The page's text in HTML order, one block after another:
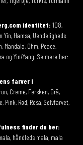
identitet: 108,
Yin, Hamsa, Uendeligheds
Ohm, Peace,
og Yin/Yang. Se mere her:
farver i
Creme, Fersken, Grå,
Pink, Rød, Rosa, Sølvfarvet,
finder du her:
håndleds mala, mala